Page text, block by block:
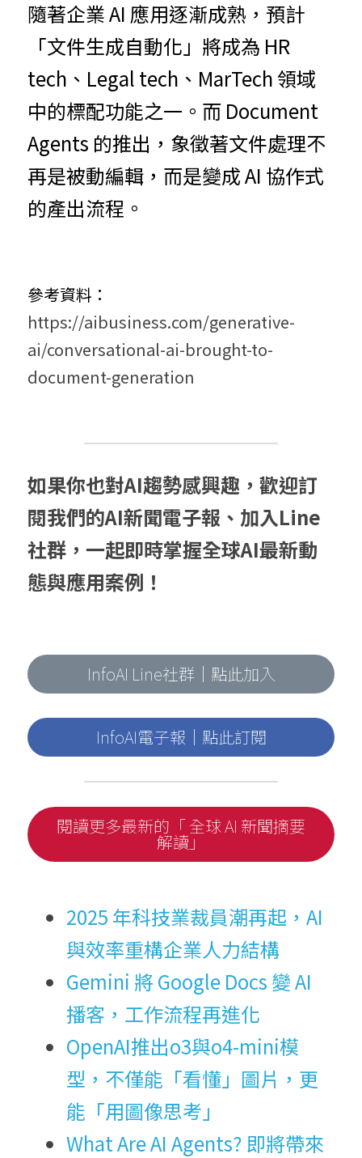
隨著企業 AI 應用逐漸成熟，預計
「文件生成自動化」將成為 HR
tech、Legal tech、MarTech 領域
中的標配功能之一。而 Document
Agents 的推出，象徵著文件處理不
再是被動編輯，而是變成 AI 協作式
的產出流程。
參考資料：
https://aibusiness.com/generative-
ai/conversational-ai-brought-to-
document-generation
如果你也對AI趨勢感興趣，歡迎訂
閱我們的AI新聞電子報、加入Line
社群，一起即時掌握全球AI最新動
態與應用案例！
InfoAI Line社群｜點此加入
InfoAI電子報｜點此訂閱
閱讀更多最新的「 全球 AI 新聞摘要
解讀」
2025 年科技業裁員潮再起，AI
與效率重構企業人力結構
Gemini 將 Google Docs 變 AI
播客，工作流程再進化
OpenAI推出o3與o4-mini模
型，不僅能「看懂」圖片，更
能「用圖像思考」
What Are AI Agents? 即將帶來